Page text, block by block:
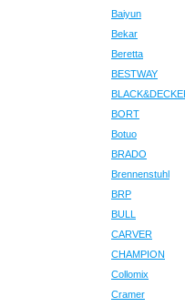
Baiyun
Bekar
Beretta
BESTWAY
BORT
Botuo
BRADO
Brennenstuhl
BRP
BULL
CARVER
CHAMPION
Collomix
Cramer